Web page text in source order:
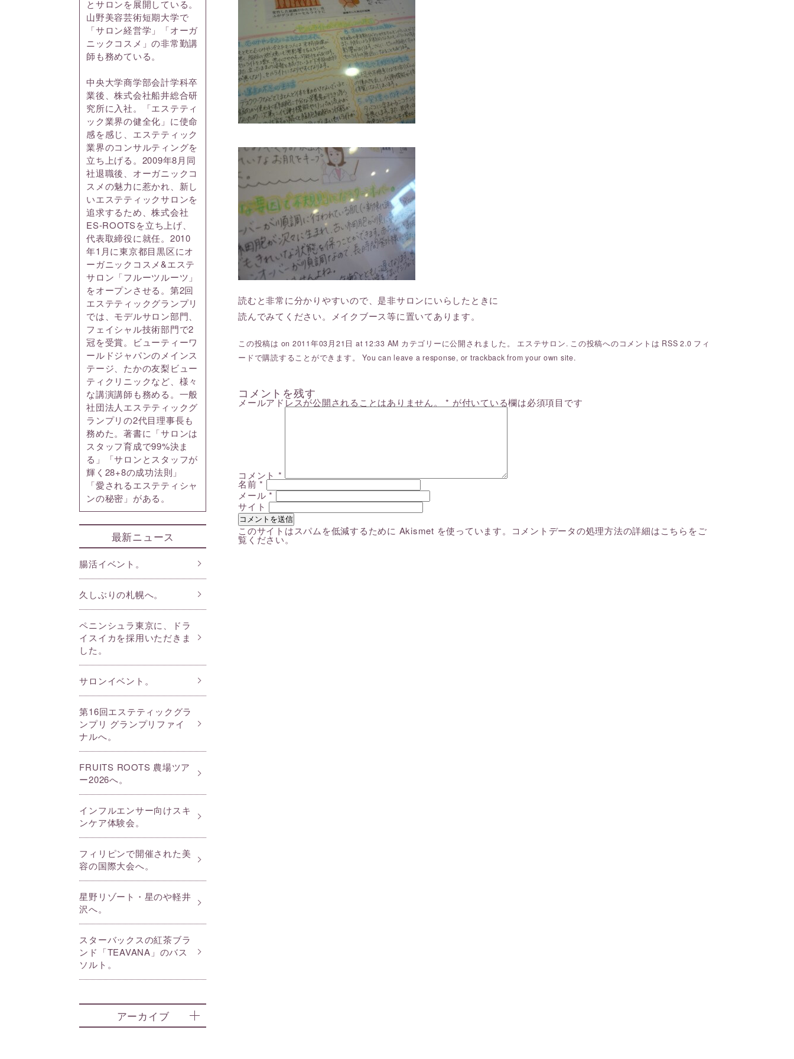
読むと非常に分かりやすいので、是非サロンにいらしたときに
読んでみてください。メイクブース等に置いてあります。
この投稿は on 2011年03月21日 at 12:33 AM カテゴリーに公開されました。 エステサロン. この投稿へのコメントは RSS 2.0 フィ
ードで購読することができます。 You canleave a response, or trackback from your own site.
コメントを残す
メールアドレスが公開されることはありません。 * が付いている欄は必須項目です
コメント *
名前*
メール*
サイト
このサイトはスパムを低減するために Akismet を使っています。
コメントデータの処理方法の詳細はこちらをご
覧ください。
とサロンを展開している。
山野美容芸術短期大学で
「サロン経営学」「オーガ
ニックコスメ」の非常勤講
師も務めている。
中央大学商学部会計学科卒
業後、株式会社船井総合研
究所に入社。「エステティ
ック業界の健全化」に使命
感を感じ、エステティック
業界のコンサルティングを
立ち上げる。2009年8月同
社退職後、オーガニックコ
スメの魅力に惹かれ、新し
いエステティックサロンを
追求するため、株式会社
ES-ROOTSを立ち上げ、
代表取締役に就任。2010
年1月に東京都目黒区にオ
ーガニックコスメ&エステ
サロン「フルーツルーツ」
をオープンさせる。第2回
エステティックグランプリ
では、モデルサロン部門、
フェイシャル技術部門で2
冠を受賞。ビューティーワ
ールドジャパンのメインス
テージ、たかの友梨ビュー
ティクリニックなど、様々
な講演講師も務める。一般
社団法人エステティックグ
ランプリの2代目理事長も
務めた。著書に「サロンは
スタッフ育成で99%決ま
る」「サロンとスタッフが
輝く28+8の成功法則」
「愛されるエステティシャ
ンの秘密」がある。
最新ニュース
腸活イベント。
久しぶりの札幌へ。
ペニンシュラ東京に、ドラ
イスイカを採用いただきま
した。
サロンイベント。
第16回エステティックグラ
ンプリ グランプリファイ
ナルへ。
FRUITS ROOTS 農場ツア
ー2026へ。
インフルエンサー向けスキ
ンケア体験会。
フィリピンで開催された美
容の国際大会へ。
星野リゾート・星のや軽井
沢へ。
スターバックスの紅茶ブラ
ンド「TEAVANA」のバス
ソルト。
アーカイブ